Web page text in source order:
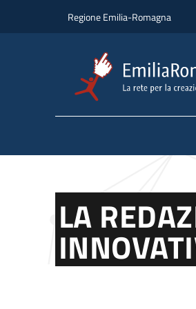
Regione Emilia-Romagna
LA